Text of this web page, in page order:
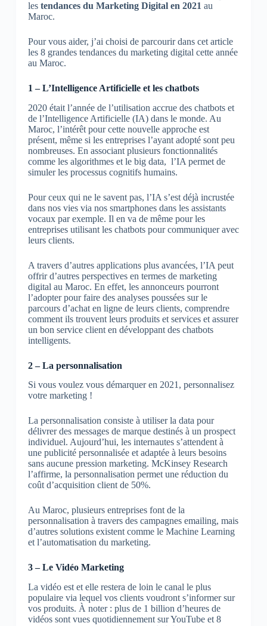
les tendances du Marketing Digital en 2021 au
Maroc.
Pour vous aider, j’ai choisi de parcourir dans cet article
les 8 grandes tendances du marketing digital cette année
au Maroc.
1 – L’Intelligence Artificielle et les chatbots
2020 était l’année de l’utilisation accrue des chatbots et
de l’Intelligence Artificielle (IA) dans le monde. Au
Maroc, l’intérêt pour cette nouvelle approche est
présent, même si les entreprises l’ayant adopté sont peu
nombreuses. En associant plusieurs fonctionnalités
comme les algorithmes et le big data, l’IA permet de
simuler les processus cognitifs humains.
Pour ceux qui ne le savent pas, l’IA s’est déjà incrustée
dans nos vies via nos smartphones dans les assistants
vocaux par exemple. Il en va de même pour les
entreprises utilisant les chatbots pour communiquer avec
leurs clients.
A travers d’autres applications plus avancées, l’IA peut
offrir d’autres perspectives en termes de marketing
digital au Maroc. En effet, les annonceurs pourront
l’adopter pour faire des analyses poussées sur le
parcours d’achat en ligne de leurs clients, comprendre
comment ils trouvent leurs produits et services et assurer
un bon service client en développant des chatbots
intelligents.
2 – La personnalisation
Si vous voulez vous démarquer en 2021, personnalisez
votre marketing !
La personnalisation consiste à utiliser la data pour
délivrer des messages de marque destinés à un prospect
individuel. Aujourd’hui, les internautes s’attendent à
une publicité personnalisée et adaptée à leurs besoins
sans aucune pression marketing. McKinsey Research
l’affirme, la personnalisation permet une réduction du
coût d’acquisition client de 50%.
Au Maroc, plusieurs entreprises font de la
personnalisation à travers des campagnes emailing, mais
d’autres solutions existent comme le Machine Learning
et l’automatisation du marketing.
3 – Le Vidéo Marketing
La vidéo est et elle restera de loin le canal le plus
populaire via lequel vos clients voudront s’informer sur
vos produits. À noter : plus de 1 billion d’heures de
vidéos sont vues quotidiennement sur YouTube et 8